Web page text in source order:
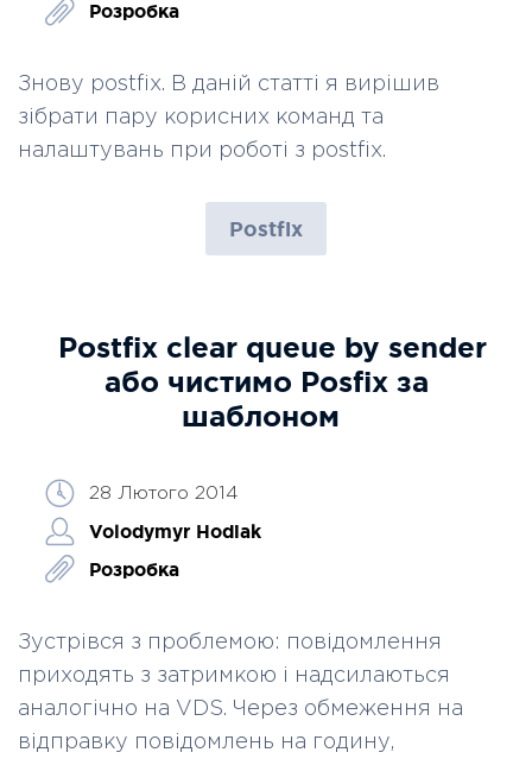
Розробка
Знову postfix. В даній статті я вирішив
зібрати пару корисних команд та
налаштувань при роботі з postfix.
Postfix
Postfix clear queue by sender
або чистимо Posfix за
шаблоном
28 Лютого 2014
Volodymyr Hodiak
Розробка
Зустрівся з проблемою: повідомлення
приходять з затримкою і надсилаються
аналогічно на VDS. Через обмеження на
відправку повідомлень на годину,